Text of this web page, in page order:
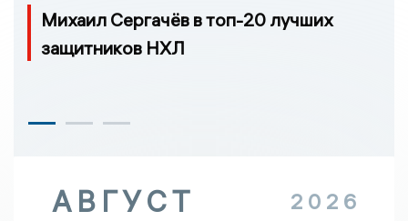
Михаил Сергачёв в топ-20 лучших
защитников НХЛ
АВГУСТ 2026